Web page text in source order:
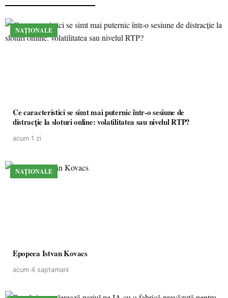
NAȚIONALE
Ce caracteristici se simt mai puternic într-o sesiune de
distracție la sloturi online: volatilitatea sau nivelul RTP?
acum 1 zi
NAȚIONALE
Epopeea Istvan Kovacs
acum 4 saptamani